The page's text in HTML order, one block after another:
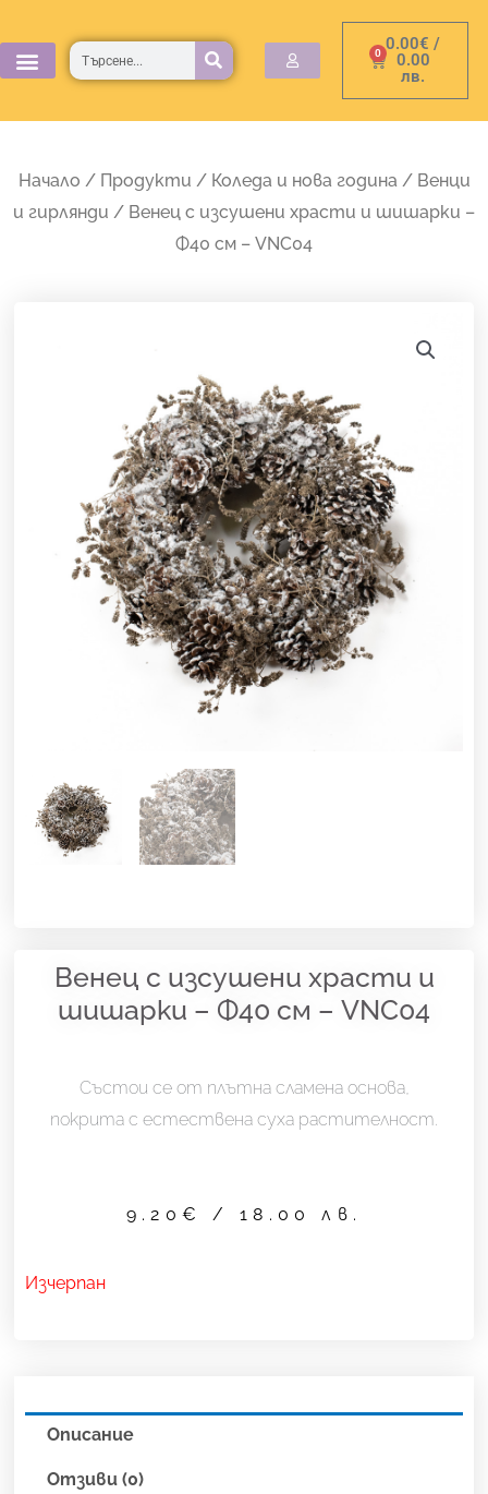
to
content
0.00€ /
0.00
лв.
0
Cart
Търсене
Начало / Продукти / Коледа и нова година/ Венци
и гирлянди / Венец с изсушени храсти и шишарки –
Ф40 см – VNC04
Венец с изсушени храсти и
шишарки – Ф40 см – VNC04
Състои се от плътна сламена основа,
покрита с естествена суха растителност.
9.20€ / 18.00 лв.
Изчерпан
Описание
Отзиви (0)